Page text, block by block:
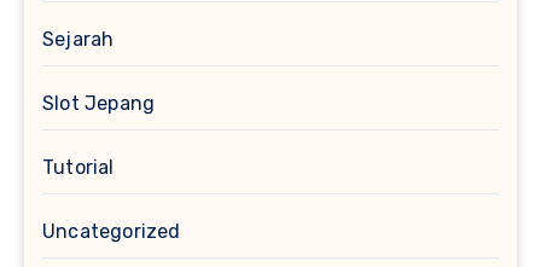
Sejarah
Slot Jepang
Tutorial
Uncategorized